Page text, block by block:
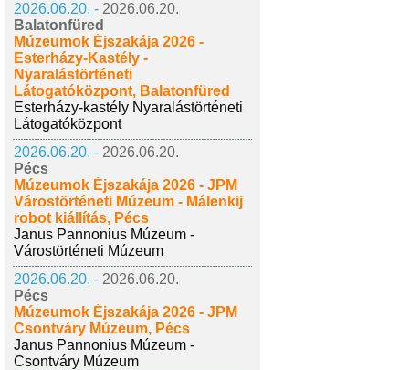
2026.06.20. - 2026.06.20.
Balatonfüred
Múzeumok Éjszakája 2026 -
Esterházy-Kastély -
Nyaralástörténeti
Látogatóközpont, Balatonfüred
Esterházy-kastély Nyaralástörténeti
Látogatóközpont
2026.06.20. - 2026.06.20.
Pécs
Múzeumok Éjszakája 2026 - JPM
Várostörténeti Múzeum - Málenkij
robot kiállítás, Pécs
Janus Pannonius Múzeum -
Várostörténeti Múzeum
2026.06.20. - 2026.06.20.
Pécs
Múzeumok Éjszakája 2026 - JPM
Csontváry Múzeum, Pécs
Janus Pannonius Múzeum -
Csontváry Múzeum